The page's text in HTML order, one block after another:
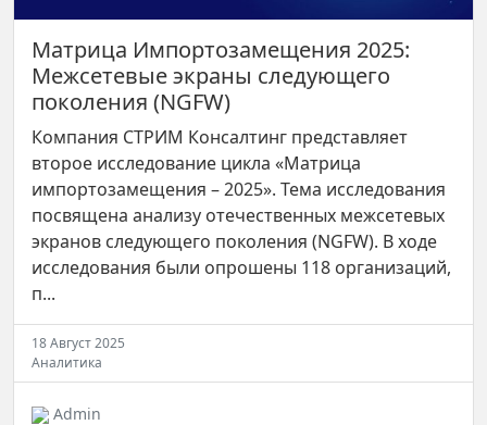
Матрица Импортозамещения 2025:
Межсетевые экраны следующего
поколения (NGFW)
Компания СТРИМ Консалтинг представляет
второе исследование цикла «Матрица
импортозамещения – 2025». Тема исследования
посвящена анализу отечественных межсетевых
экранов следующего поколения (NGFW). В ходе
исследования были опрошены 118 организаций,
п...
18 Август 2025
Аналитика
Admin